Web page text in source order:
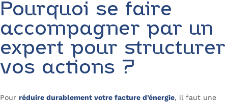
Pourquoi se faire
accompagner par un
expert pour structurer
vos actions ?
Pour réduire durablement votre facture d’énergie, il faut une